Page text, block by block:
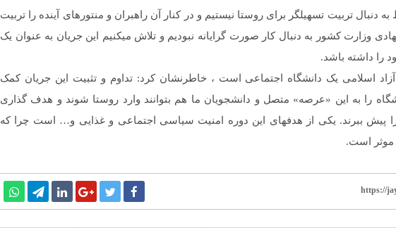
دنبال تربیت تسهیلگر برای روستا نیستیم و در کنار آن راهبران و منتورهای آینده را تربیت
جهادی وزارت کشور به دنبال کار صورت گرایانه نبودیم و تلاش میکنیم این جریان به عنوان یک
را داشته باشد.
آزاد اسلامی یک دانشگاه اجتماعی است ، خاطرنشان کرد: تداوم و تثبیت این جریان کمک
را به این «عرصه» متصل و دانشجویان ما هم بتوانند وارد روستا شوند و هدف گذاری
پیش ببرند. یکی از هدفهای این دوره امنیت سیاسی اجتماعی و غذایی و… است چرا که
موثر است.
https://